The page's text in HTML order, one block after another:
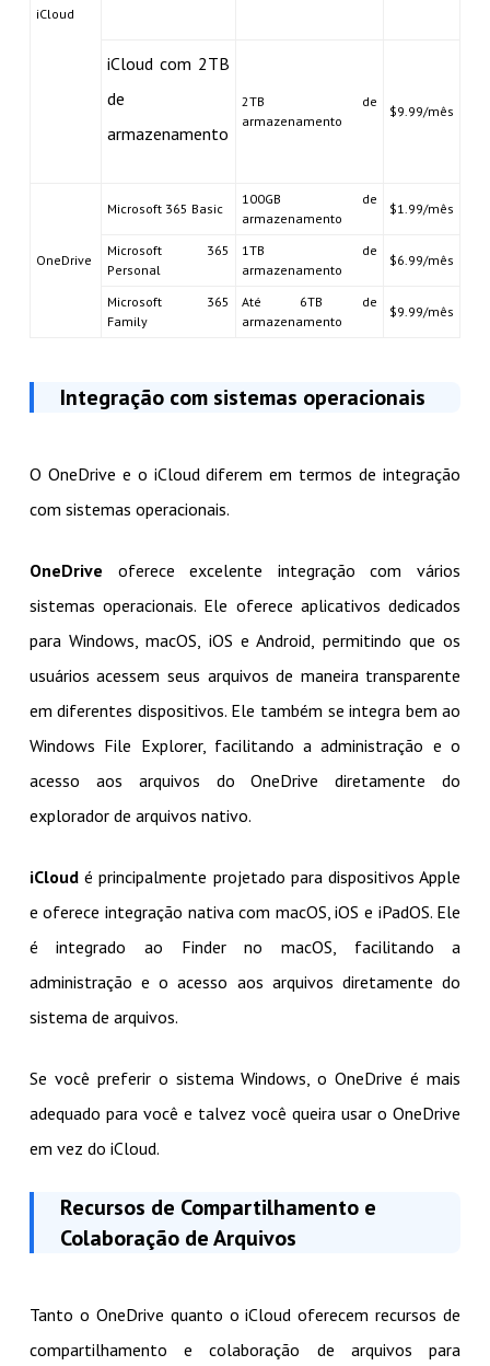
iCloud
iCloud com 2TB
de
armazenamento
2TB de
armazenamento
$9.99/mês
OneDrive
Microsoft 365 Basic
100GB de
armazenamento
$1.99/mês
Microsoft 365
Personal
1TB de
armazenamento
$6.99/mês
Microsoft 365
Family
Até 6TB de
armazenamento
$9.99/mês
Integração com sistemas operacionais
O OneDrive e o iCloud diferem em termos de integração
com sistemas operacionais.
OneDrive oferece excelente integração com vários
sistemas operacionais. Ele oferece aplicativos dedicados
para Windows, macOS, iOS e Android, permitindo que os
usuários acessem seus arquivos de maneira transparente
em diferentes dispositivos. Ele também se integra bem ao
Windows File Explorer, facilitando a administração e o
acesso aos arquivos do OneDrive diretamente do
explorador de arquivos nativo.
iCloudé principalmente projetado para dispositivos Apple
e oferece integração nativa com macOS, iOS e iPadOS. Ele
é integrado ao Finder no macOS, facilitando a
administração e o acesso aos arquivos diretamente do
sistema de arquivos.
Se você preferir o sistema Windows, o OneDrive é mais
adequado para você e talvez você queira usar o OneDrive
em vez do iCloud.
Recursos de Compartilhamento e
Colaboração de Arquivos
Tanto o OneDrive quanto o iCloud oferecem recursos de
compartilhamento e colaboração de arquivos para